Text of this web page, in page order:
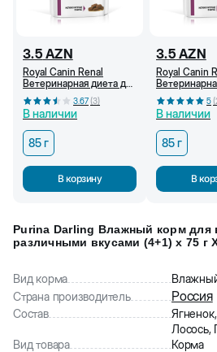
3.5 AZN
Royal Canin Renal
Ветеринарная диета для
кошек при хронической
почечной
недостаточности,
влажный корм с
говядиной, 85 г
3.67(3)
В наличии
85 г
В корзину
3.5 AZN
Royal Canin
кошек при
почечной
влажный
курицей, 85 г
5(
В наличии
85 г
В
Purina Darling Влажный корм для
различными вкусами (4+1) x 75 г
Вид корма
Страна производитель
Россия
Состав
Лосось,
Вид товара
Корма